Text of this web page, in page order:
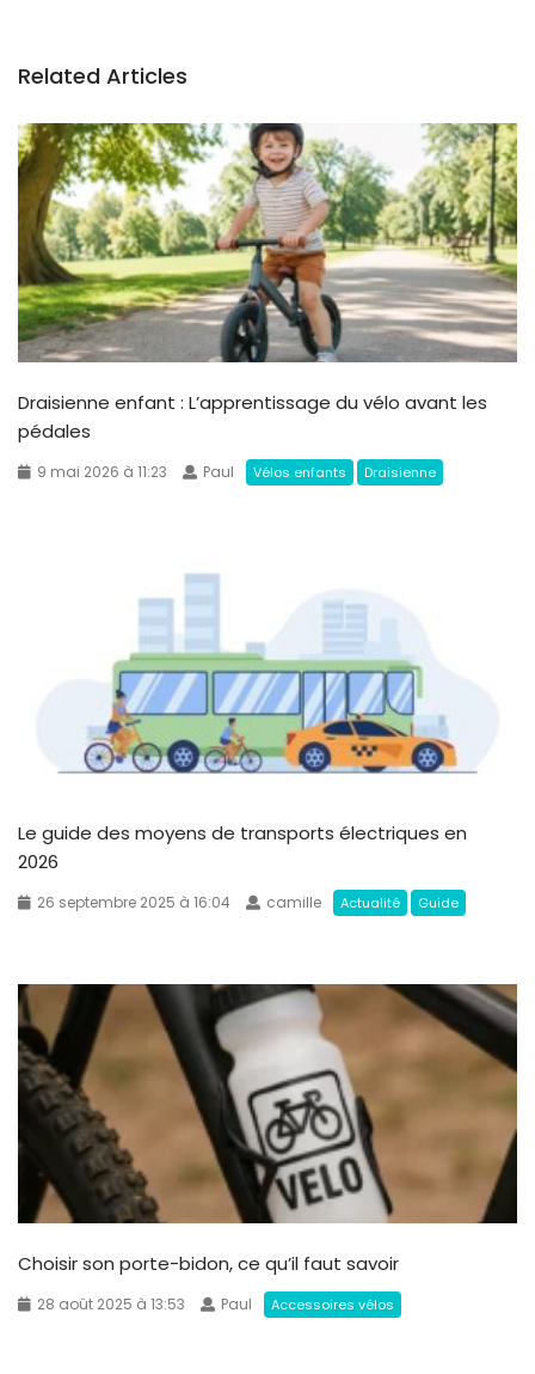
Related Articles
Draisienne enfant : L’apprentissage du vélo avant les
pédales
9 mai 2026 à 11:23 Paul Vélos enfants Draisienne
Le guide des moyens de transports électriques en
2026
26 septembre 2025 à 16:04 camille Actualité Guide
Choisir son porte-bidon, ce qu’il faut savoir
28 août 2025 à 13:53 Paul Accessoires vélos